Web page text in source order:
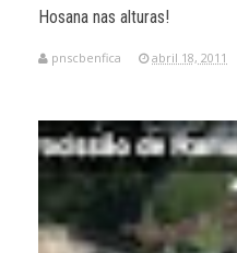
Hosana nas alturas!
pnscbenfica abril 18, 2011